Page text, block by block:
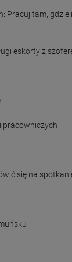
Pracuj tam,
eskorty z
pracowniczych
się na